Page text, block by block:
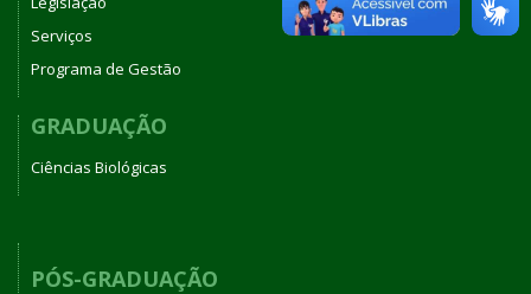
Serviços
Programa de Gestão
GRADUAÇÃO
Ciências Biológicas
PÓS-GRADUAÇÃO